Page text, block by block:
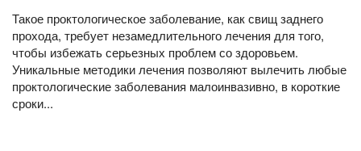
Такое проктологическое заболевание, как свищ заднего
прохода, требует незамедлительного лечения для того,
чтобы избежать серьезных проблем со здоровьем.
Уникальные методики лечения позволяют вылечить любые
проктологические заболевания малоинвазивно, в короткие
сроки...